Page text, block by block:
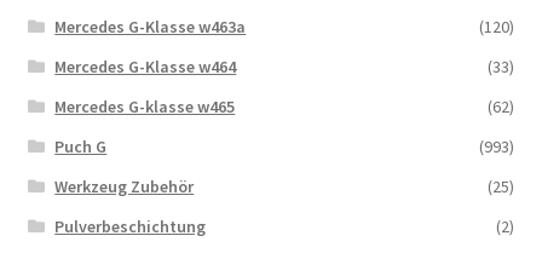
Mercedes G-Klasse w463a
(120)
Mercedes G-Klasse w464
(33)
Mercedes G-klasse w465
(62)
Puch G
(993)
Werkzeug Zubehör
(25)
Pulverbeschichtung
(2)